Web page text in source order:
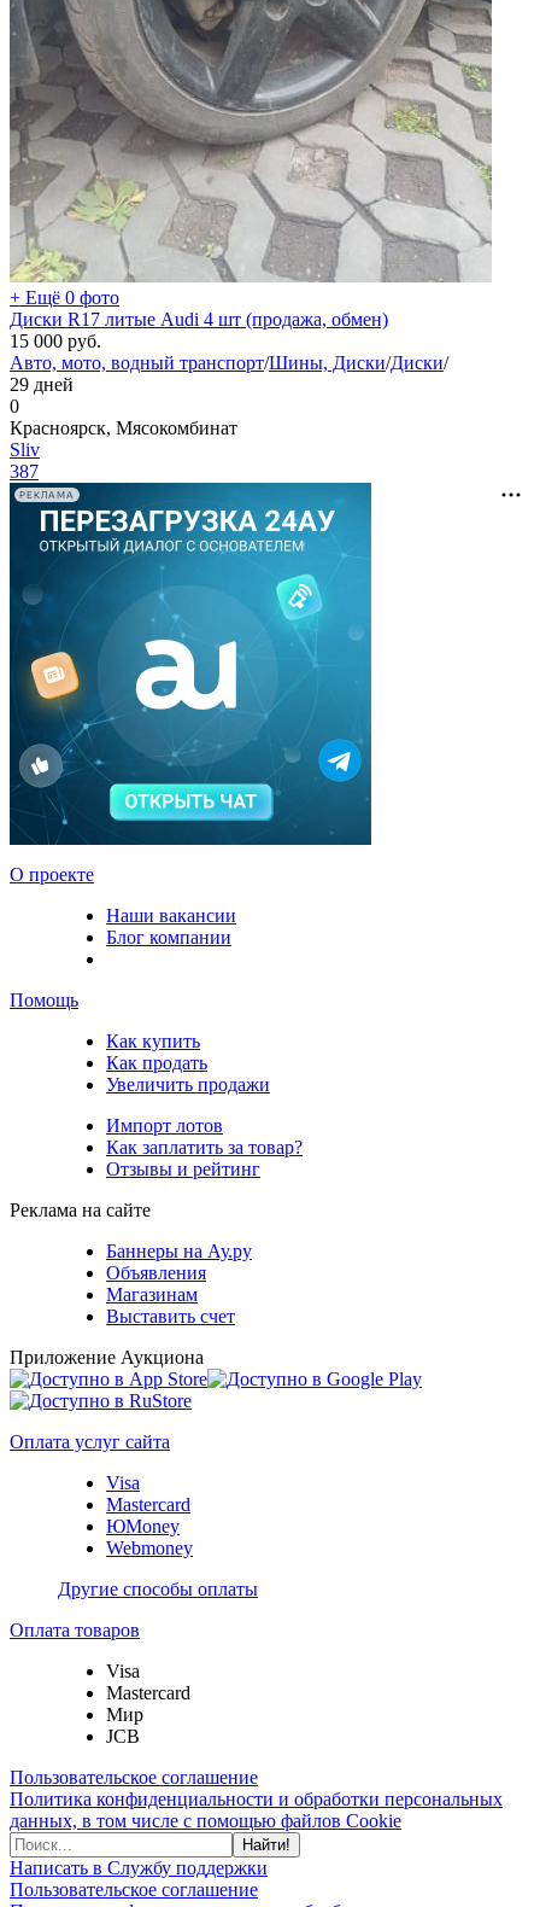
+ Ещё 0 фото
Диски R17 литые Audi 4 шт (продажа, обмен)
15 000 руб.
Авто, мото, водный транспорт/Шины, Диски/Диски/
29 дней
0
Красноярск, Мясокомбинат
Sliv
387
РЕКЛАМА
О проекте
Наши вакансии
Блог компании
Помощь
Как купить
Как продать
Увеличить продажи
Импорт лотов
Как заплатить за товар?
Отзывы и рейтинг
Реклама на сайте
Баннеры на Ау.ру
Объявления
Магазинам
Выставить счет
Приложение Аукциона
Оплата услуг сайта
Visa
Mastercard
ЮMoney
Webmoney
Другие способы оплаты
Оплата товаров
Visa
Mastercard
Мир
JCB
Пользовательское соглашение
Политика конфиденциальности и обработки персональных
данных, в том числе с помощью файлов Cookie
Найти!
Написать в Службу поддержки
Пользовательское соглашение